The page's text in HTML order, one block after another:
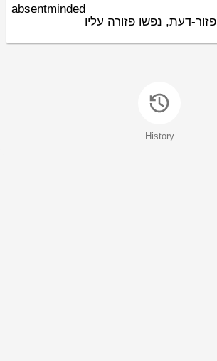
absentminded
פזור-דעת, נפשו פזורה עליו
History